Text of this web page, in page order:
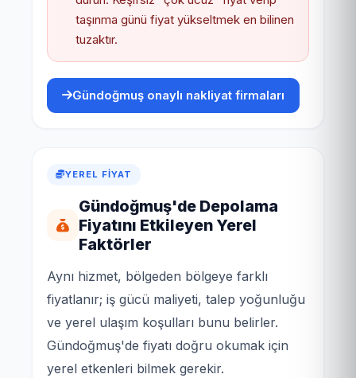
taşınma günü fiyat yükseltmek en bilinen
tuzaktır.
Gündoğmuş onaylı nakliyat firmaları
YEREL FIYAT
Gündoğmuş'de Depolama
Fiyatını Etkileyen Yerel
Faktörler
Aynı hizmet, bölgeden bölgeye farklı
fiyatlanır; iş gücü maliyeti, talep yoğunluğu
ve yerel ulaşım koşulları bunu belirler.
Gündoğmuş'de fiyatı doğru okumak için
yerel etkenleri bilmek gerekir.